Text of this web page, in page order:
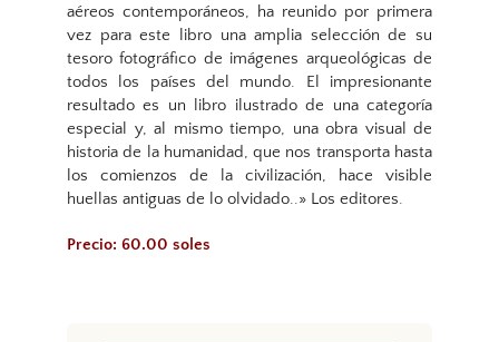
aéreos contemporáneos, ha reunido por primera
vez para este libro una amplia selección de su
tesoro fotográfico de imágenes arqueológicas de
todos los países del mundo. El impresionante
resultado es un libro ilustrado de una categoría
especial y, al mismo tiempo, una obra visual de
historia de la humanidad, que nos transporta hasta
los comienzos de la civilización, hace visible
huellas antiguas de lo olvidado..» Los editores.
Precio: 60.00 soles